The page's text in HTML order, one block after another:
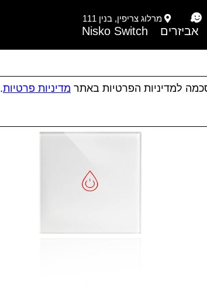
מרלוג צריפין, בנין 111
אביזרים Nisko Switch
למדיניות הפרטיות באתר מדיניות פרטיות.